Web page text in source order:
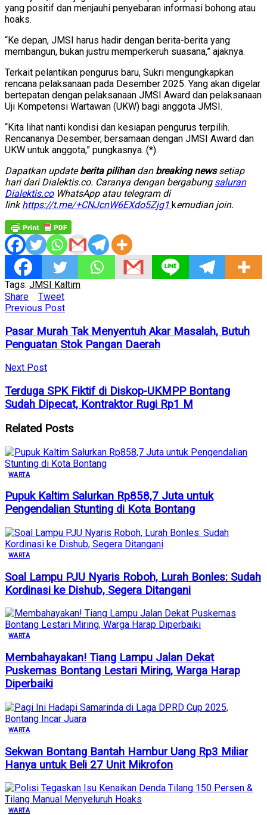
yang positif dan menjauhi penyebaran informasi bohong atau
hoaks.
“Ke depan, JMSI harus hadir dengan berita-berita yang
membangun, bukan justru memperkeruh suasana,” ajaknya.
Terkait pelantikan pengurus baru, Sukri mengungkapkan
rencana pelaksanaan pada Desember 2025. Yang akan digelar
bertepatan dengan pelaksanaan JMSI Award dan pelaksanaan
Uji Kompetensi Wartawan (UKW) bagi anggota JMSI.
“Kita lihat nanti kondisi dan kesiapan pengurus terpilih.
Rencananya Desember, bersamaan dengan JMSI Award dan
UKW untuk anggota,” pungkasnya. (*).
Dapatkan updateberita pilihan dan breaking newssetiap
hari dari Dialektis.co. Caranya dengan bergabung saluran
Dialektis.coWhatsApp atau telegram di
linkhttps://t.me/+CNJcnW6EXdo5Zjg1 kemudian join.
Tags: JMSI Kaltim
Share
Tweet
Previous Post
Pasar Murah Tak Menyentuh Akar Masalah, Butuh
Penguatan Stok Pangan Daerah
Next Post
Terduga SPK Fiktif di Diskop-UKMPP Bontang
Sudah Dipecat, Kontraktor Rugi Rp1 M
Related Posts
WARTA
Pupuk Kaltim Salurkan Rp858,7 Juta untuk
Pengendalian Stunting di Kota Bontang
WARTA
Soal Lampu PJU Nyaris Roboh, Lurah Bonles: Sudah
Kordinasi ke Dishub, Segera Ditangani
WARTA
Membahayakan! Tiang Lampu Jalan Dekat
Puskemas Bontang Lestari Miring, Warga Harap
Diperbaiki
WARTA
Sekwan Bontang Bantah Hambur Uang Rp3 Miliar
Hanya untuk Beli 27 Unit Mikrofon
WARTA